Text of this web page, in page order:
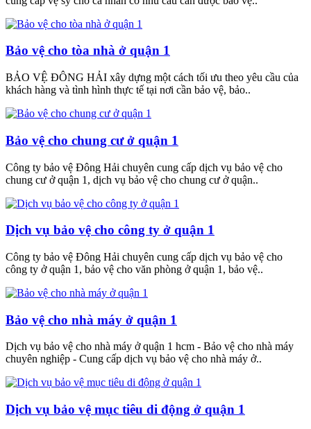
Bảo vệ cho tòa nhà ở quận 1
BẢO VỆ ĐÔNG HẢI xây dựng một cách tối ưu theo yêu cầu của
khách hàng và tình hình thực tế tại nơi cần bảo vệ, bảo..
Bảo vệ cho chung cư ở quận 1
Công ty bảo vệ Đông Hải chuyên cung cấp dịch vụ bảo vệ cho
chung cư ở quận 1, dịch vụ bảo vệ cho chung cư ở quận..
Dịch vụ bảo vệ cho công ty ở quận 1
Công ty bảo vệ Đông Hải chuyên cung cấp dịch vụ bảo vệ cho
công ty ở quận 1, bảo vệ cho văn phòng ở quận 1, bảo vệ..
Bảo vệ cho nhà máy ở quận 1
Dịch vụ bảo vệ cho nhà máy ở quận 1 hcm - Bảo vệ cho nhà máy
chuyên nghiệp - Cung cấp dịch vụ bảo vệ cho nhà máy ở..
Dịch vụ bảo vệ mục tiêu di động ở quận 1